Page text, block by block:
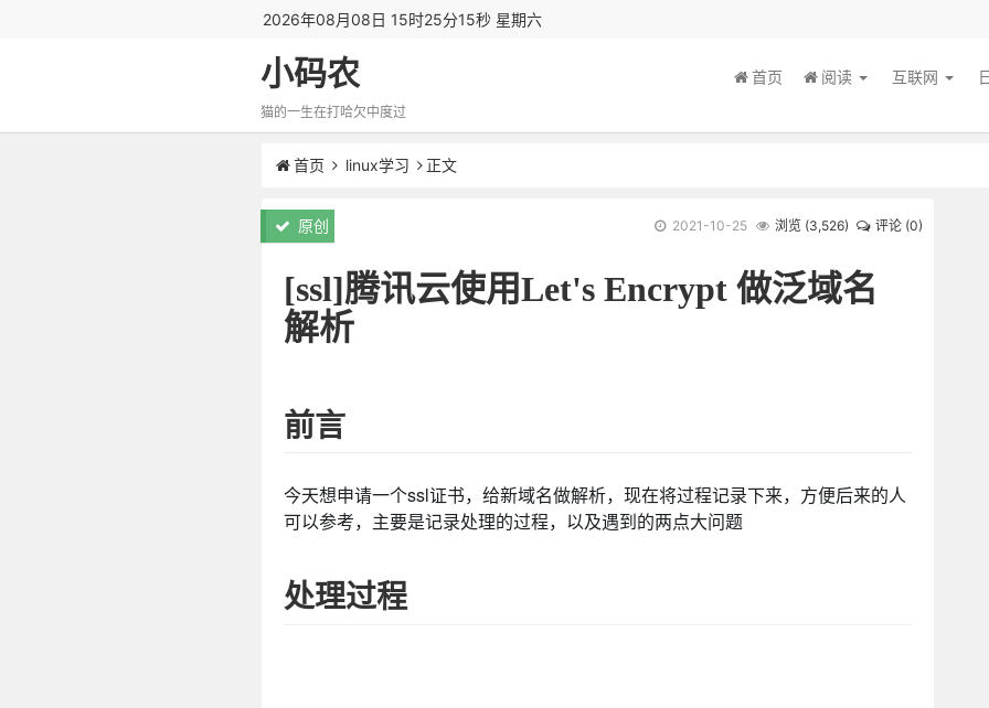
2026年08月08日 15时25分16秒 星期六
小码农
猫的一生在打哈欠中度过
首页 阅读 互联网
首页 linux学习 正文
原创 2021-10-25 浏览 (3,526) 评论 (0)
[ssl]腾讯云使用Let's Encrypt 做泛域名
解析
前言
今天想申请一个ssl证书，给新域名做解析，现在将过程记录下来，方便后来的人
可以参考，主要是记录处理的过程，以及遇到的两点大问题
处理过程